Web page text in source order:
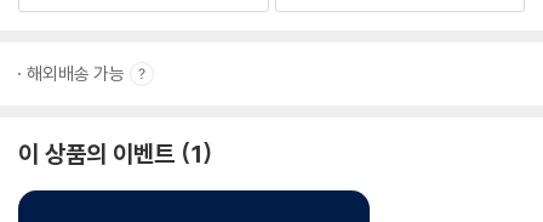
해외배송 가능
이 상품의 이벤트 1